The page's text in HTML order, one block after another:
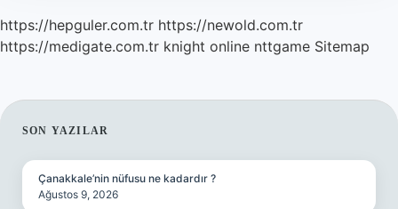
https://hepguler.com.tr https://newold.com.tr
https://medigate.com.tr knight online nttgame Sitemap
SIDEBAR
SON YAZILAR
Çanakkale’nin nüfusu ne kadardır ?
Ağustos 9, 2026